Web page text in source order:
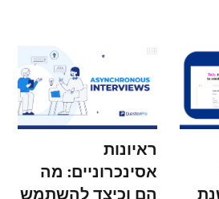
ראיונות
אסינכרוניים: מה
הם וכיצד להשתמש